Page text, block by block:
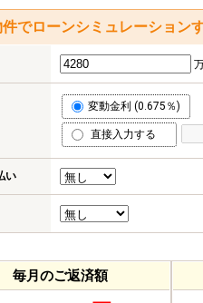
件でローンシミュレーション
変動金利 (0.675％)
直接入力する
い
毎月のご返済額